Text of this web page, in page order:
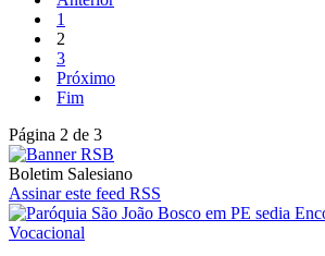
1
2
3
Próximo
Fim
Página 2 de 3
Boletim Salesiano
Assinar este feed RSS